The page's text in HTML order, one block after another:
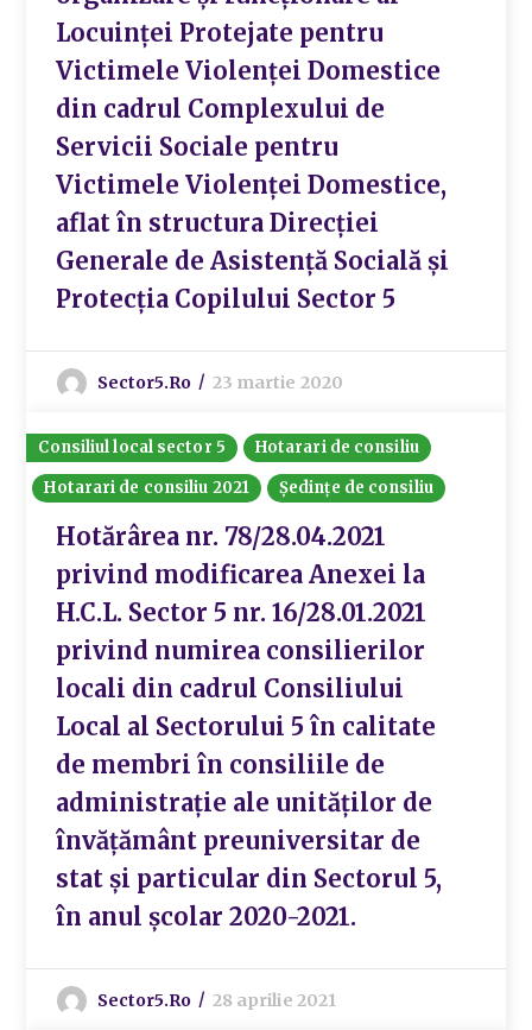
Locuinței Protejate pentru
Victimele Violenței Domestice
din cadrul Complexului de
Servicii Sociale pentru
Victimele Violenței Domestice,
aflat în structura Direcției
Generale de Asistență Socială și
Protecția Copilului Sector 5
Sector5.ro 23 martie 2020
Consiliul local sector 5
Hotarari de consiliu
Hotarari de consiliu 2021
Ședințe de consiliu
Hotărârea nr. 78/28.04.2021
privind modificarea Anexei la
H.C.L. Sector 5 nr. 16/28.01.2021
privind numirea consilierilor
locali din cadrul Consiliului
Local al Sectorului 5 în calitate
de membri în consiliile de
administrație ale unităților de
învățământ preuniversitar de
stat și particular din Sectorul 5,
în anul școlar 2020-2021.
Sector5.ro 28 aprilie 2021